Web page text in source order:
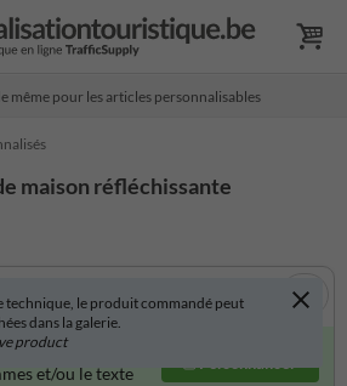
même pour les articles personnalisables
maison réfléchissante
technique, le produit commandé peut
dans la galerie.
product
?
et/ou le texte
Personnaliser